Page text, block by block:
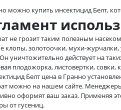
можно купить инсектицид Белт,
не грозит таким полезным
клопы, золотоочки, мухи-
уничтожительно действует на
плодожорка, листовертки,
Белт цена в Гранно
можно на нашем сайте.
оформят ваш заказ. Применяя
от гусениц.